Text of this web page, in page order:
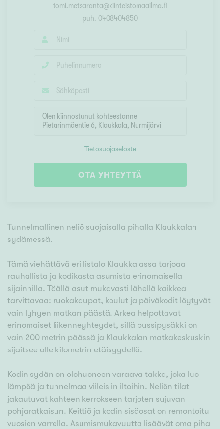
tomi.metsaranta@kiinteistomaailma.fi
puh. 0408404850
Tietosuojaseloste
OTA YHTEYTTÄ
Tunnelmallinen neliö suojaisalla pihalla Klaukkalan
sydämessä.
Tämä viehättävä erillistalo Klaukkalassa tarjoaa
rauhallista ja kodikasta asumista erinomaisella
sijainnilla. Täällä asut mukavasti lähellä kaikkea
tarvittavaa: ruokakaupat, koulut ja päiväkodit löytyvät
vain lyhyen matkan päästä. Arkea helpottavat
erinomaiset liikenneyhteydet, sillä bussipysäkki on
vain 200 metrin päässä ja Klaukkalan matkakeskuskin
sijaitsee alle kilometrin etäisyydellä.
Kodin sydän on olohuoneen varaava takka, joka luo
lämpöä ja tunnelmaa viileisiin iltoihin. Neliön tilat
jakautuvat kahteen kerrokseen tarjoten sujuvan
pohjaratkaisun. Keittiö ja kodin sisäosat on remontoitu
vuosien varrella. Asumismukavuutta lisäävät oma piha